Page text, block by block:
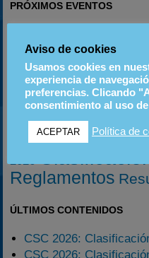
PRÓXIMOS EVENTOS
06
SEP
20
SEP
18
OCT
2020-2021
2026
Reglamentos
ÚLTIMOS CONTENIDOS
CSC 2026:
CSC 2026:
Aviso de cookies
Usamos cookies en
experiencia de
preferencias. Clicando
consentimiento al uso
ACEPTAR Política de